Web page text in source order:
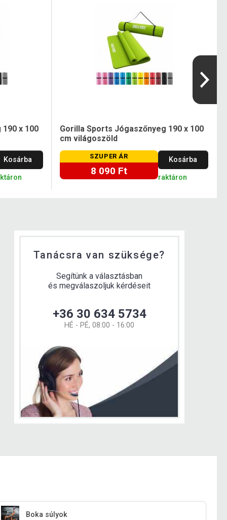
x 100
Kosárba
Gorilla Sports Jógaszőnyeg 190 x 100
cm világoszöld
SZUPER ÁR
8 090 Ft
Kosárba
raktáron
Tanácsra van szüksége?
Segítünk a választásban
és megválaszoljuk kérdéseit
+36 30 634 5734
HÉ - PÉ, 08:00 - 16:00
Boka súlyok